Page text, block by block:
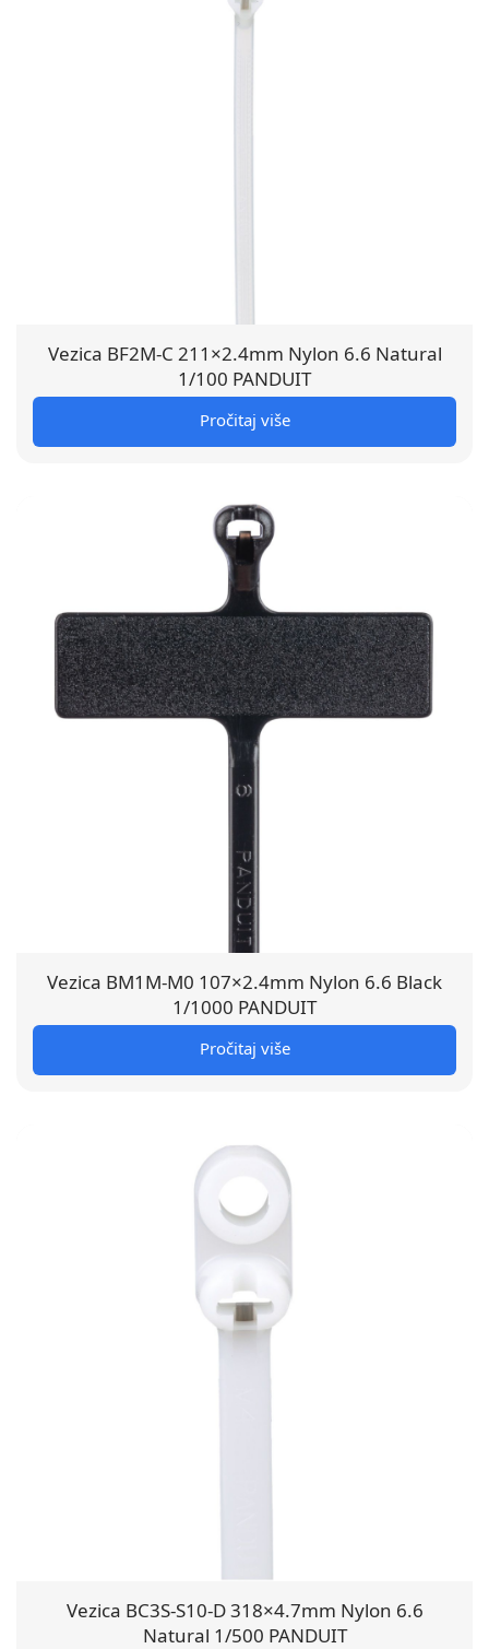
Vezica BF2M-C 211×2.4mm Nylon 6.6 Natural
1/100 PANDUIT
Pročitaj više
Vezica BM1M-M0 107×2.4mm Nylon 6.6 Black
1/1000 PANDUIT
Pročitaj više
Vezica BC3S-S10-D 318×4.7mm Nylon 6.6
Natural 1/500 PANDUIT